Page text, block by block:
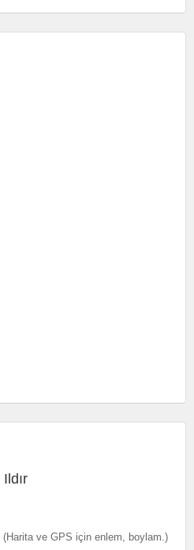
(Harita ve GPS için enlem, boylam.)